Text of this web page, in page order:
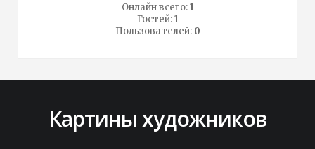
Онлайн всего:1
Гостей:1
Пользователей: 0
Картины художников